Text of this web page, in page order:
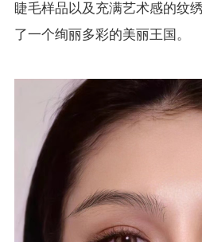
睫毛样品以及充满艺术感的纹
了一个绚丽多彩的美丽王国。